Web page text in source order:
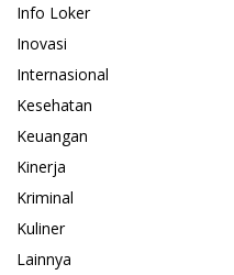
Info Loker
Inovasi
Internasional
Kesehatan
Keuangan
Kinerja
Kriminal
Kuliner
Lainnya